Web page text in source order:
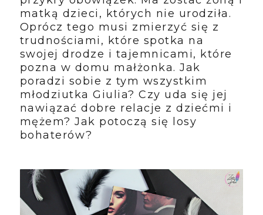
matką dzieci, których nie urodziła.
Oprócz tego musi zmierzyć się z
trudnościami, które spotka na
swojej drodze i tajemnicami, które
pozna w domu małżonka. Jak
poradzi sobie z tym wszystkim
młodziutka Giulia? Czy uda się jej
nawiązać dobre relacje z dziećmi i
mężem? Jak potoczą się losy
bohaterów?